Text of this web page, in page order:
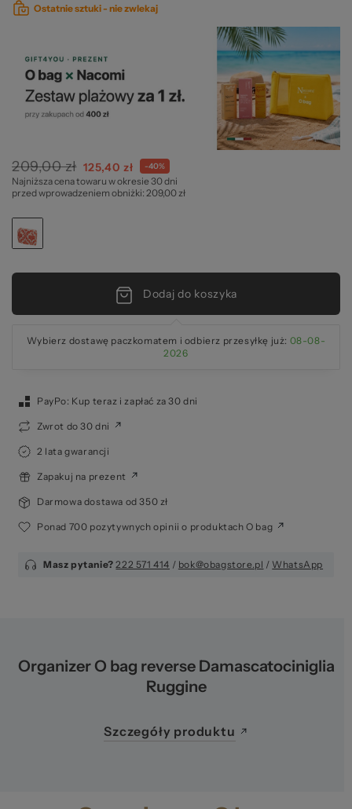
Ostatnie sztuki - nie zwlekaj
209,00 zł Cena
specjalna
125,40 zł -40%
Najniższa cena towaru w okresie 30 dni
przed wprowadzeniem obniżki: 209,00 zł
Dodaj do koszyka
Wybierz dostawę paczkomatem i odbierz przesyłkę już: 08-08-
2026
PayPo: Kup teraz i zapłać za 30 dni
Zwrot do 30 dni
2 lata gwarancji
Zapakuj na prezent
Darmowa dostawa od 350 zł
Ponad 700 pozytywnych opinii o produktach O bag
Masz pytanie? 222 571 414 / bok@obagstore.pl / WhatsApp
Organizer O bag reverse Damascatociniglia
Ruggine
Szczegóły produktu